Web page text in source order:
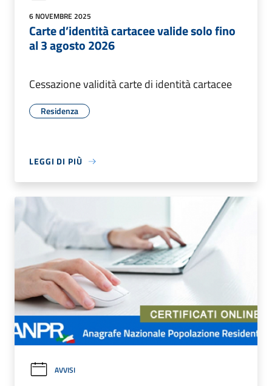
6 NOVEMBRE 2025
Carte d’identità cartacee valide solo fino
al 3 agosto 2026
Cessazione validità carte di identità cartacee
Residenza
LEGGI DI PIÙ
AVVISI